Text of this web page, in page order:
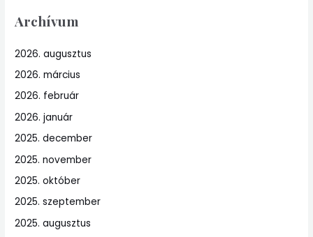
Archívum
2026. augusztus
2026. március
2026. február
2026. január
2025. december
2025. november
2025. október
2025. szeptember
2025. augusztus